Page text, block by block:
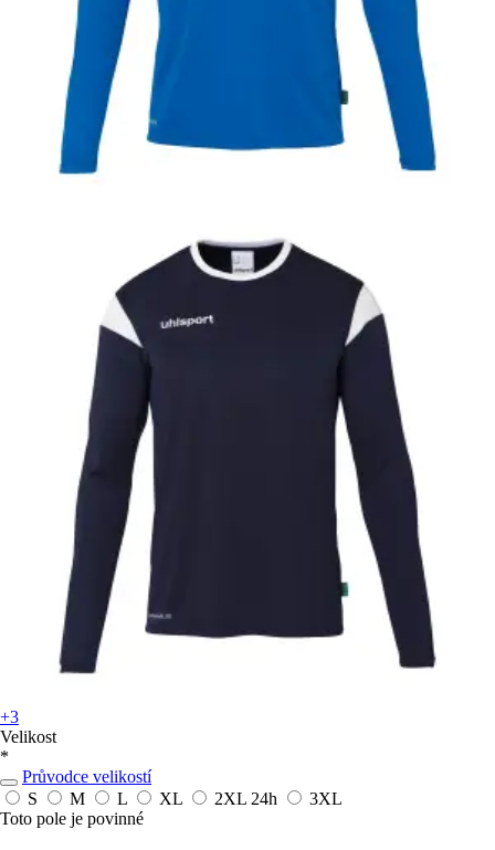
+3
Velikost
*
Průvodce velikostí
S
M L XL 2XL 24h
3XL
Toto pole je povinné